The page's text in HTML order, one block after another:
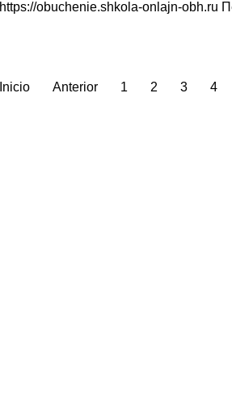
https://obuchenie.shkola-onlajn-obh.ru
Inicio Anterior 1 2 3 4